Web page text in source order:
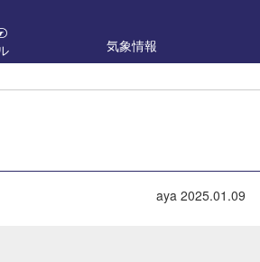
気象情報
aya 2025.01.09